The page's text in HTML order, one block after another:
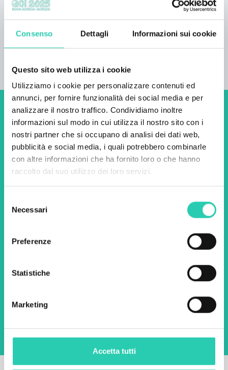
Consenso Dettagli Informazioni sui cookie
Questo sito web utilizza i cookie
Utilizziamo i cookie per personalizzare contenuti ed
annunci, per fornire funzionalità dei social media e per
analizzare il nostro traffico. Condividiamo inoltre
informazioni sul modo in cui utilizza il nostro sito con i
nostri partner che si occupano di analisi dei dati web,
pubblicità e social media, i quali potrebbero combinarle
con altre informazioni che ha fornito loro o che hanno
raccolto dal suo utilizzo dei loro servizi.
delNecessari
Preferenze
Statistiche
Marketing
Accetta tutti
Categoria di camere: 3 stelle
Non perderti i prossimi
eventi! Iscriviti alla
newsletter di GO! 2025 per
scoprire tutte le nostre
iniziative.
sito web.